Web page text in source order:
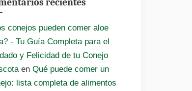
conejos pueden comer aloe
- Tu Guía Completa para el
y Felicidad de tu Conejo
en Qué puede comer un
lista completa de alimentos